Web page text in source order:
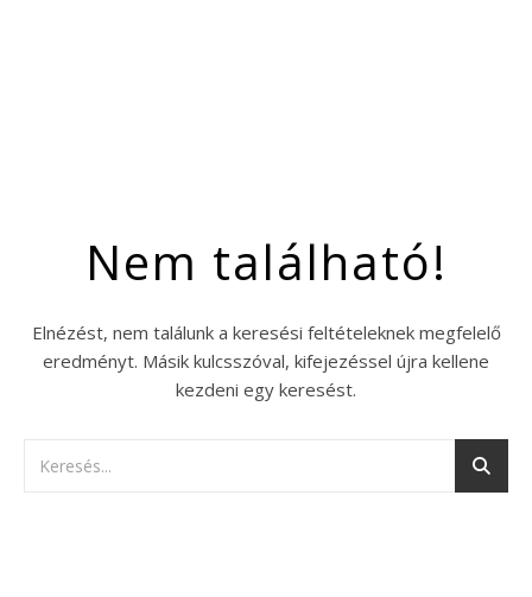
Nem található!
Elnézést, nem találunk a keresési feltételeknek megfelelő
eredményt. Másik kulcsszóval, kifejezéssel újra kellene
kezdeni egy keresést.